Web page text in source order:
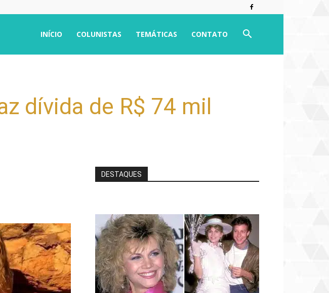
INÍCIO COLUNISTAS TEMÁTICAS CONTATO
dívida de R$ 74 mil
DESTAQUES